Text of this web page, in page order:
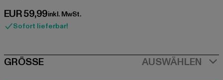
EUR 59,99
Derzeitiger Preis: EUR 59,99
inkl. MwSt.
Sofort lieferbar!
SIZE
GRÖSSE AUSWÄHLEN